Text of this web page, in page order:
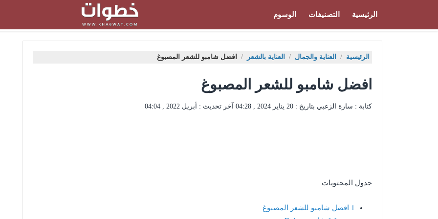
الرئيسية التصنيفات الوسوم
الرئيسية / العناية والجمال / العناية بالشعر / افضل شامبو للشعر المصبوغ
افضل شامبو للشعر المصبوغ
كتابة : سارة الزعبي بتاريخ : 20 يناير 2024 , 04:28 آخر تحديث : أبريل 2022 , 04:04
جدول المحتويات
1 افضل شامبو للشعر المصبوغ